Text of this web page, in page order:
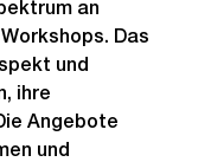
an
Das
und
ihre
Angebote
und